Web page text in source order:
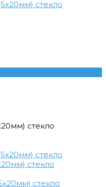
стекло
стекло